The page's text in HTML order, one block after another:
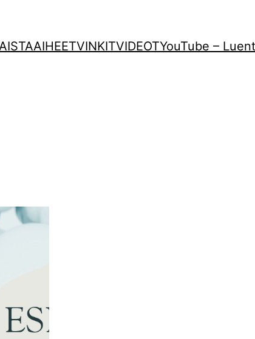
AIHEETVINKITVIDEOTYouTube –